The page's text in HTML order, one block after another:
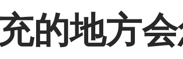
的地方